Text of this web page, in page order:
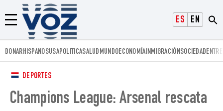
ESPAÑOLENGLISH
Menú
Voz.us
DONARHISPANOSUSAPOLITICASALUD MUNDOECONOMÍAINMIGRACIÓNSOCIEDAD
DEPORTES
Champions League: Arsenal rescata